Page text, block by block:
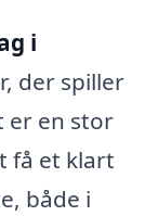
i
der spiller
er en stor
få et klart
både i